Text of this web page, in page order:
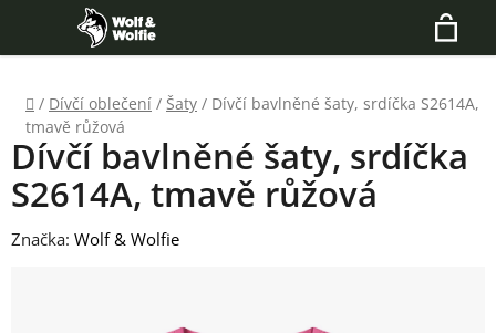
obsah
Hledat
Domů
/ Dívčí oblečení / Šaty / Dívčí bavlněné šaty, srdíčka S2614A,
tmavě růžová
Dívčí bavlněné šaty, srdíčka
S2614A, tmavě růžová
Značka: Wolf & Wolfie